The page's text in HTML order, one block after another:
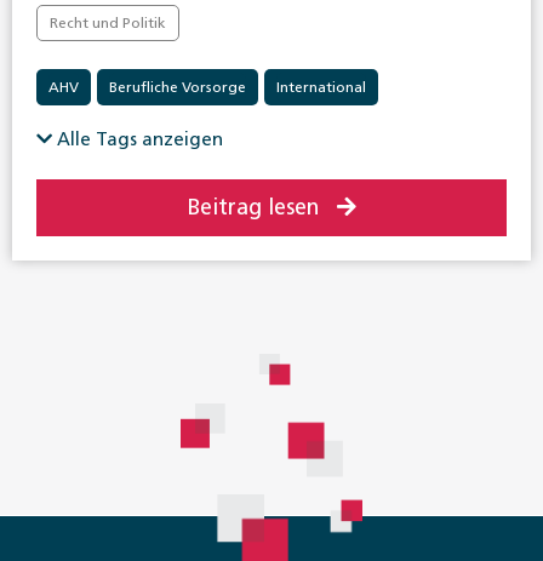
Recht und Politik
AHV Berufliche Vorsorge International
Invalidenversicherung
Alle Tags anzeigen
Beitrag lesen